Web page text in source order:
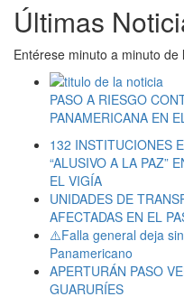
Últimas
Entérese minuto a minuto de
PASO A RIESGO
PANAMERICANA EN
132 INSTITUCIONES
“ALUSIVO A LA PAZ”
EL VIGÍA
UNIDADES DE
AFECTADAS EN EL
⚠️Falla general deja
Panamericano
APERTURÁN PASO
GUARURÍES